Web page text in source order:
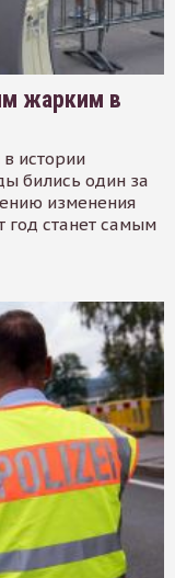
жарким в
истории
бились один за
изменения
год станет самым